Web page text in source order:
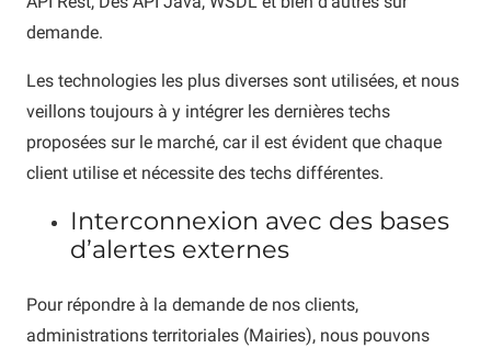
demande.
Les technologies les plus diverses sont utilisées, et nous
veillons toujours à y intégrer les dernières techs
proposées sur le marché, car il est évident que chaque
client utilise et nécessite des techs différentes.
Interconnexion avec des bases
d’alertes externes
Pour répondre à la demande de nos clients,
administrations territoriales (Mairies), nous pouvons